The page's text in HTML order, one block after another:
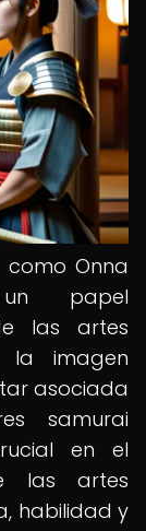
como Onna
un papel
las artes
la imagen
asociada
samurai
en el
las artes
habilidad y